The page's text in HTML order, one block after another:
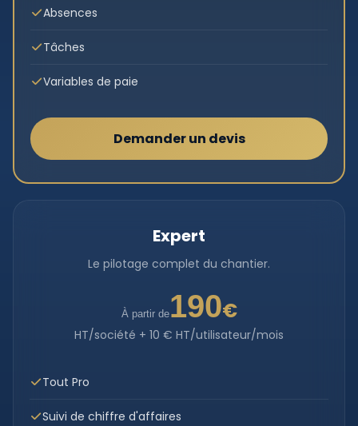
Absences
Tâches
Variables de paie
Demander un devis
Expert
Le pilotage complet du chantier.
À partir de190€
HT/société + 10 € HT/utilisateur/mois
Tout Pro
Suivi de chiffre d'affaires